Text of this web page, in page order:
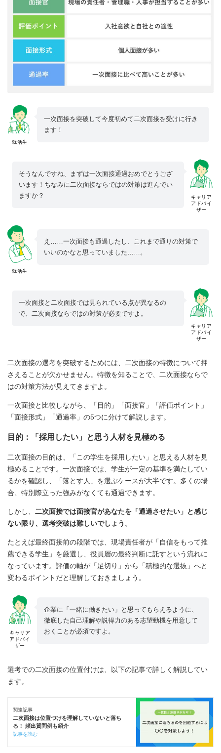
就活生
一次面接を突破して今度初めて二次面接を受けに行き
ます！
キャリア
アドバイ
ザー
そうなんですね、まずは一次面接通過おめでとうござ
います！ちなみに二次面接ならではの対策は進んでい
ますか？
就活生
え……一次面接も通過したし、これまで通りの対策で
いいのかなと思っていました……。
キャリア
アドバイ
ザー
一次面接と二次面接では見られている点が異なるの
で、二次面接ならではの対策が必要ですよ。
二次面接の選考を突破するためには、二次面接の特徴について押
さえることが欠かせません。特徴を知ることで、二次面接ならで
はの対策方法が見えてきますよ。
一次面接と比較しながら、「目的」「面接官」「評価ポイント」
「面接形式」「通過率」の5つに分けて解説します。
目的：「採用したい」と思う人材を見極める
二次面接の目的は、「この学生を採用したい」と思える人材を見
極めることです。一次面接では、学生が一定の基準を満たしてい
るかを確認し、「落とす人」を選ぶケースが大半です。多くの場
合、特別際立った強みがなくても通過できます。
しかし、 二次面接では面接官があなたを「通過させたい」と感じ
ない限り、選考突破は難しいでしょう 。
たとえば最終面接前の段階では、現場責任者が「自信をもって推
薦できる学生」を厳選し、役員層の最終判断に託すという流れに
なっています。評価の軸が「足切り」から「積極的な選抜」へと
変わるポイントだと理解しておきましょう。
キャリア
アドバイ
ザー
企業に「一緒に働きたい」と思ってもらえるように、
徹底した自己理解や説得力のある志望動機を用意して
おくことが必須ですよ。
選考での二次面接の位置付けは、以下の記事で詳しく解説してい
ます。
関連記事
二次面接は位置づけを理解していないと落ち
る！ 頻出質問例も紹介
記事を読む